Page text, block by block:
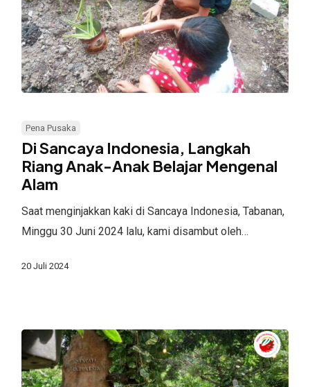
Sancaya
Indonesia,
Langkah
Riang
Mengenal
Pena Pusaka
Di Sancaya Indonesia, Langkah
Riang Anak-Anak Belajar Mengenal
Alam
Saat menginjakkan kaki di Sancaya Indonesia, Tabanan,
Minggu 30 Juni 2024 lalu, kami disambut oleh…
20 Juli 2024